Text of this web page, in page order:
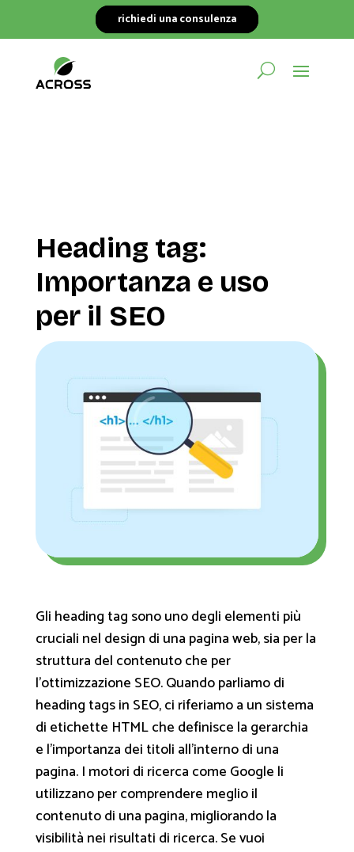
richiedi una consulenza
Heading tag:
Importanza e uso
per il SEO
Gli heading tag sono uno degli elementi più
cruciali nel design di una pagina web, sia per la
struttura del contenuto che per
l'ottimizzazione SEO. Quando parliamo di
heading tags in SEO, ci riferiamo a un sistema
di etichette HTML che definisce la gerarchia
e l'importanza dei titoli all'interno di una
pagina. I motori di ricerca come Google li
utilizzano per comprendere meglio il
contenuto di una pagina, migliorando la
visibilità nei risultati di ricerca. Se vuoi